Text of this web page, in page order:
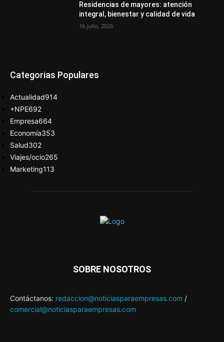
Residencias de mayores: atención
integral, bienestar y calidad de vida
16 julio, 2026
Categorias Populares
Actualidad914
+NPE692
Empresa664
Economía353
Salud302
Viajes/ocio265
Marketing113
SOBRE NOSOTROS
Contáctanos: redaccion@noticiasparaempresas.com /
comercial@noticiasparaempresas.com